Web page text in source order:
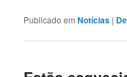
Publicado em Notícias |